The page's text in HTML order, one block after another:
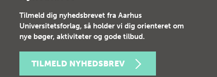
Tilmeld dig nyhedsbrevet fra Aarhus
Universitetsforlag, så holder vi dig orienteret om
nye bøger, aktiviteter og gode tilbud.
TILMELD NYHEDSBREV